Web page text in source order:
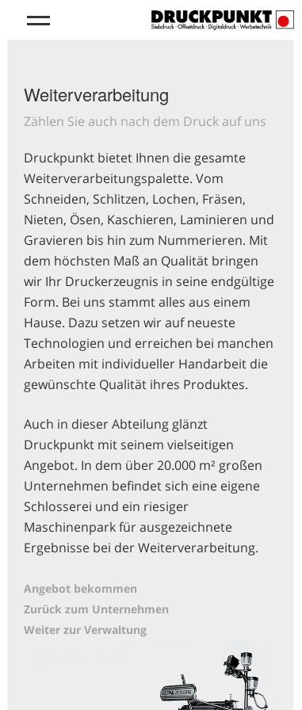
Weiterverarbeitung
Zählen Sie auch nach dem Druck auf uns
Druckpunkt bietet Ihnen die gesamte
Weiterverarbeitungspalette. Vom
Schneiden, Schlitzen, Lochen, Fräsen,
Nieten, Ösen, Kaschieren, Laminieren und
Gravieren bis hin zum Nummerieren. Mit
dem höchsten Maß an Qualität bringen
wir Ihr Druckerzeugnis in seine endgültige
Form. Bei uns stammt alles aus einem
Hause. Dazu setzen wir auf neueste
Technologien und erreichen bei manchen
Arbeiten mit individueller Handarbeit die
gewünschte Qualität ihres Produktes.
Auch in dieser Abteilung glänzt
Druckpunkt mit seinem vielseitigen
Angebot. In dem über 20.000 m² großen
Unternehmen befindet sich eine eigene
Schlosserei und ein riesiger
Maschinenpark für ausgezeichnete
Ergebnisse bei der Weiterverarbeitung.
Angebot bekommen
Zurück zum Unternehmen
Weiter zur Verwaltung